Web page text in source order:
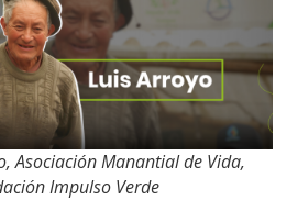
, Asociación Manantial de Vida,
Impulso Verde